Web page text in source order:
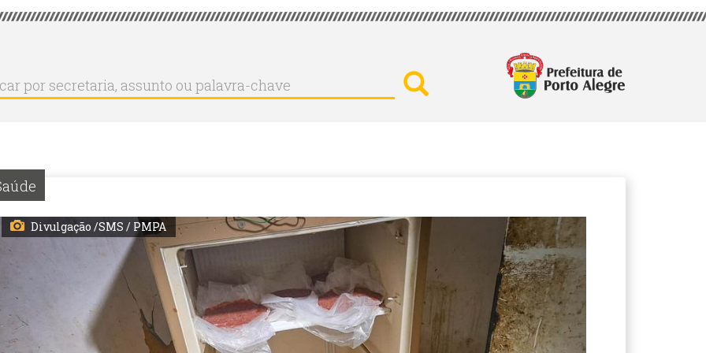
Buscar por secretaria,
Divulgação /SMS / PMPA